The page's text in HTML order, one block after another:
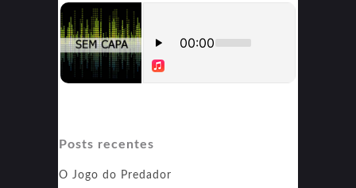
Posts recentes
O Jogo do Predador